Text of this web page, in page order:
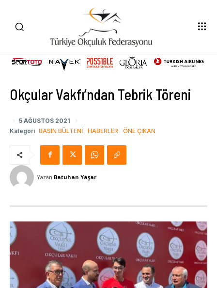
Okçular Vakfı’ndan Tebrik Töreni
5 AĞUSTOS 2021
Kategori BASIN BÜLTENI HABERLER ÖNE ÇIKAN
Yazan Batuhan Yaşar